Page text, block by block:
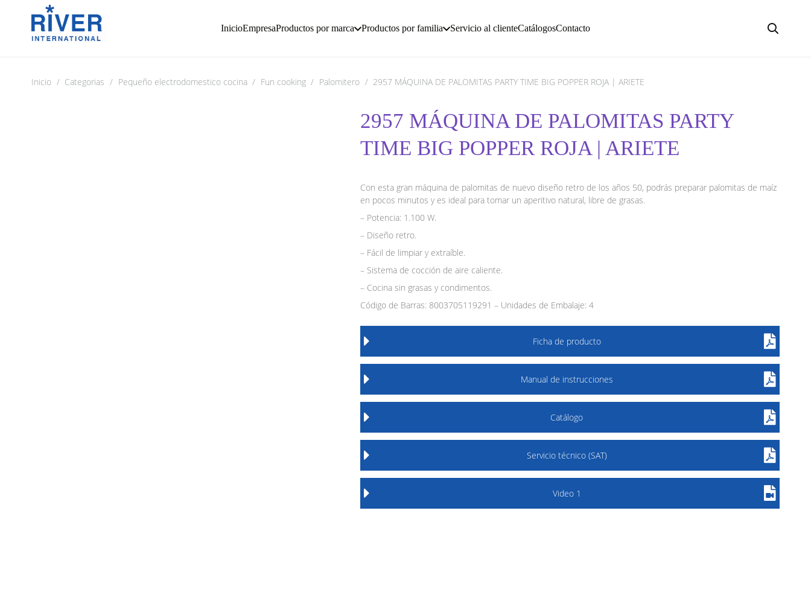
InicioEmpresaProductos por marca Productos por familia Servicio al clienteCatálogosContacto
Inicio / Categorias / Pequeño electrodomestico cocina / Fun cooking / Palomitero / 2957 MÁQUINA DE PALOMITAS PARTY TIME BIG POPPER ROJA | ARIETE
2957 MÁQUINA DE PALOMITAS PARTY
TIME BIG POPPER ROJA | ARIETE
Con esta gran máquina de palomitas de nuevo diseño retro de los años 50, podrás preparar palomitas de maíz
en pocos minutos y es ideal para tomar un aperitivo natural, libre de grasas.
– Potencia: 1.100 W.
– Diseño retro.
– Fácil de limpiar y extraíble.
– Sistema de cocción de aire caliente.
– Cocina sin grasas y condimentos.
Código de Barras: 8003705119291 – Unidades de Embalaje: 4
Ficha de producto
Manual de instrucciones
Catálogo
Servicio técnico (SAT)
Video 1